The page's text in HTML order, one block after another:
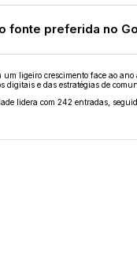
fonte preferida no
ligeiro crescimento face ao
digitais e das estratégias de
lidera com 242 entradas,